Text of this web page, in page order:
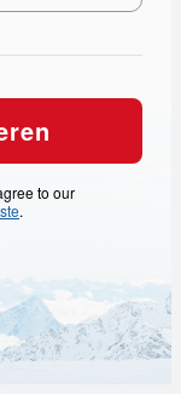
to our
.